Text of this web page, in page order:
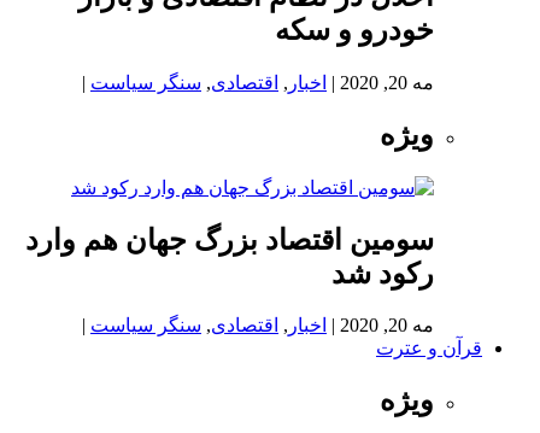
خودرو و سکه
مه 20, 2020 | اخبار , اقتصادی, سنگر سیاست |
ویژه
سومین اقتصاد بزرگ جهان هم وارد
رکود شد
مه 20, 2020 | اخبار , اقتصادی, سنگر سیاست |
قرآن و عترت
ویژه